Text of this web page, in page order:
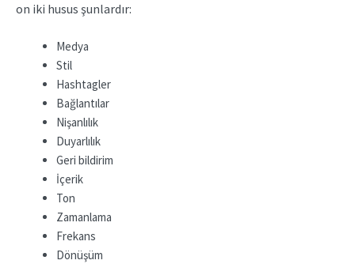
on iki husus şunlardır:
Medya
Stil
Hashtagler
Bağlantılar
Nişanlılık
Duyarlılık
Geri bildirim
İçerik
Ton
Zamanlama
Frekans
Dönüşüm